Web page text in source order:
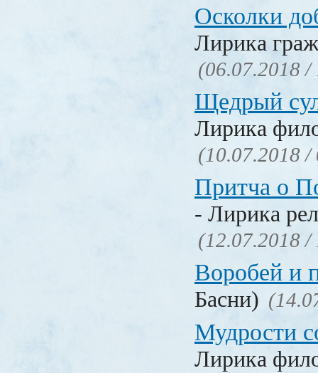
Осколки
Лирика
(06.07.2018 /
Щедрый
Лирика
(10.07.2018 /
Притча о
- Лирика
(12.07.2018 /
Воробей и
Басни)
Мудрости
Лирика